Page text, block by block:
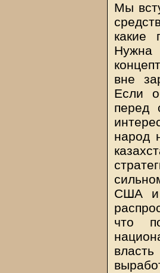
Мы
какие
Нужна
вне
Если
перед
народ
США и
что